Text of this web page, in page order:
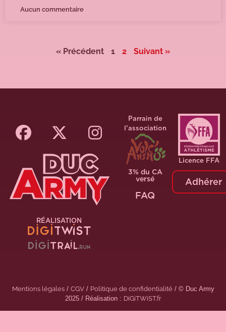
Aucun commentaire
« Précédent 1 2 Suivant »
RÉALISATION
Parrain de
l’association
3% du CA
versé
FAQ
Licence FFA
Adhérer
Mentions légales/ CGV/ Politique de confidentialité/ © Duc Army
2025 / Réalisation : DiGiTWiST.fr